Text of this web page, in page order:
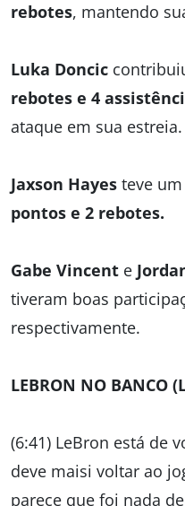
rebotes, mantendo
Luka Doncic
rebotes e 4
ataque em sua estreia.
Jaxson Hayes teve
pontos e 2 rebotes.
Gabe Vincent e
tiveram boas
respectivamente.
LEBRON NO BANCO
(6:41) LeBron está de
deve maisi voltar ao
parece que foi nada